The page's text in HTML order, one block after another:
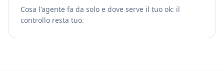
Cosa l'agente fa da solo e dove serve il tuo ok: il
controllo resta tuo.